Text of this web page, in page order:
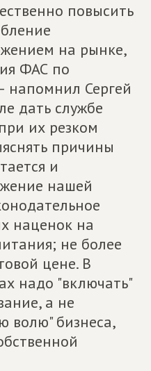
повысить
на рынке,
ФАС по
напомнил Сергей
дать службе
их резком
причины
и
нашей
наценок на
не более
цене. В
надо "включать"
а не
волю" бизнеса,